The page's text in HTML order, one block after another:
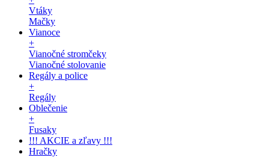
Vtáky
Mačky
Vianoce
+
Vianočné stromčeky
Vianočné stolovanie
Regály a police
+
Regály
Oblečenie
+
Fusaky
!!! AKCIE a zľavy !!!
Hračky